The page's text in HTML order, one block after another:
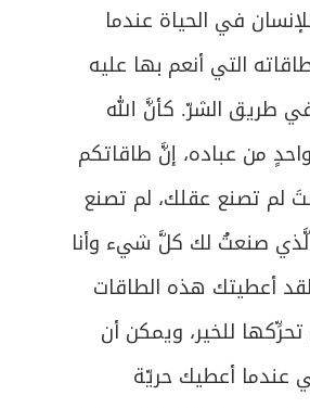
في الحياة عندما
التي أنعم بها عليه
طريق الشرّ. كأنَّ الله
من عباده، إنَّ طاقاتكم
لم تصنع عقلك، لم تصنع
صنعتُ لك كلَّ شيء وأنا
أعطيتك هذه الطاقات
للخير، ويمكن أن
عندما أعطيك حريّة